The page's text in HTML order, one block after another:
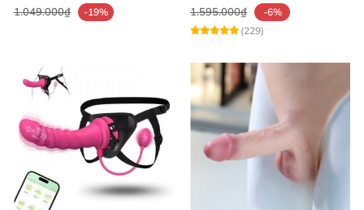
1.049.000₫ -19% 1.595.000₫
-6%
(229)